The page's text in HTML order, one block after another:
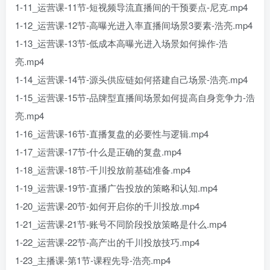
1-11_运营课-11节-短视频导流直播间的干预要点-尼克.mp4
1-12_运营课-12节-高曝光进入率直播间场景3要素-浩亮.mp4
1-13_运营课-13节-低成本高曝光进入场景如何操作-浩
亮.mp4
1-14_运营课-14节-源头供应链如何搭建自己场景-浩亮.mp4
1-15_运营课-15节-品牌型直播间场景如何提高自身竞争力-浩
亮.mp4
1-16_运营课-16节-直播复盘的必要性与逻辑.mp4
1-17_运营课-17节-什么是正确的复盘.mp4
1-18_运营课-18节-千川投放前基础准备.mp4
1-19_运营课-19节-直播广告投放的策略和认知.mp4
1-20_运营课-20节-如何开启你的千川投放.mp4
1-21_运营课-21节-账号不同阶段投放策略是什么.mp4
1-22_运营课-22节-高产出的千川投放技巧.mp4
1-23_主播课-第1节-课程先导-浩亮.mp4